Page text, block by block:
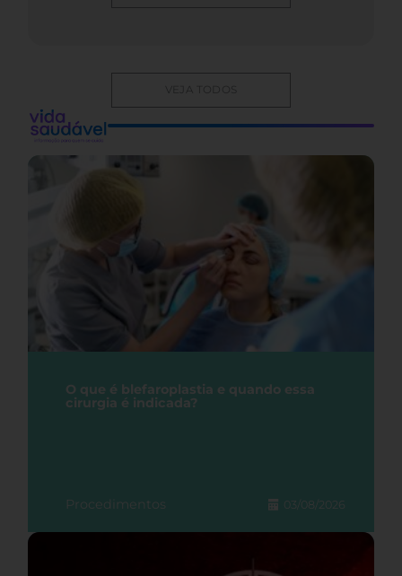
VEJA TODOS
O que é blefaroplastia e quando essa
cirurgia é indicada?
Procedimentos 03/08/2026